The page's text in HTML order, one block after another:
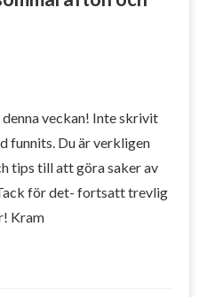
veckan! Inte skrivit
funnits. Du är verkligen
tips till att göra saker av
för det- fortsatt trevlig
Kram